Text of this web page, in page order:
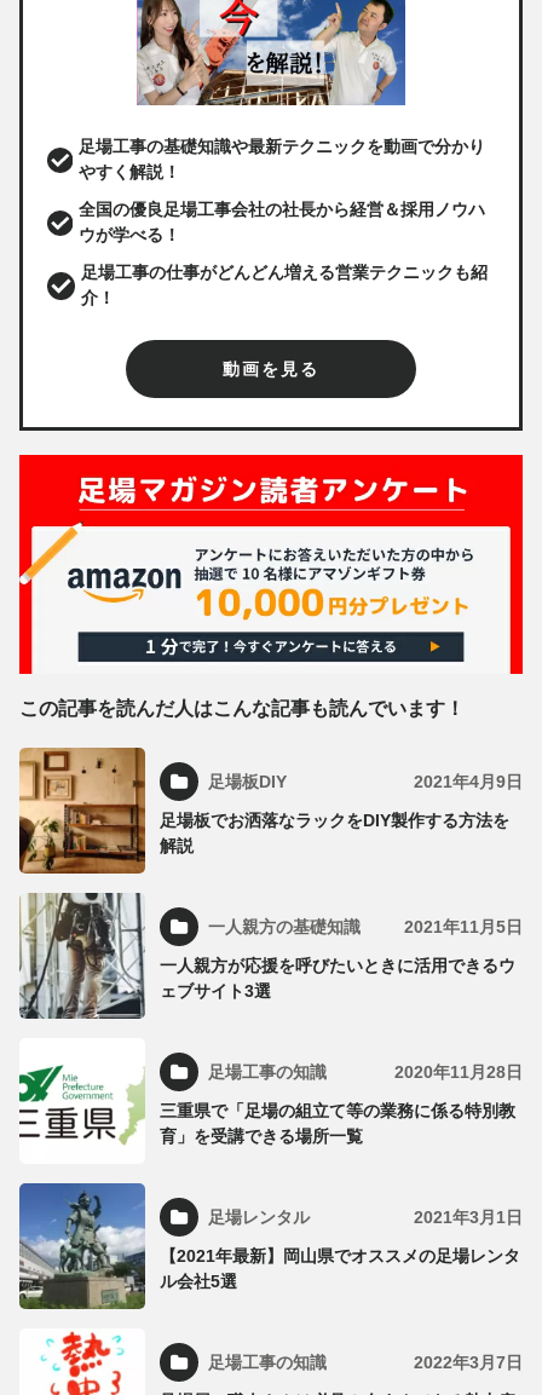
足場工事の基礎知識や最新テクニックを動画で分かり
やすく解説！
全国の優良足場工事会社の社長から経営＆採用ノウハ
ウが学べる！
足場工事の仕事がどんどん増える営業テクニックも紹
介！
動画を見る
この記事を読んだ人はこんな記事も読んでいます！
足場板DIY 2021年4月9日
足場板でお洒落なラックをDIY製作する方法を
解説
一人親方の基礎知識 2021年11月5日
一人親方が応援を呼びたいときに活用できるウ
ェブサイト3選
足場工事の知識 2020年11月28日
三重県で「足場の組立て等の業務に係る特別教
育」を受講できる場所一覧
足場レンタル 2021年3月1日
【2021年最新】岡山県でオススメの足場レンタ
ル会社5選
足場工事の知識 2022年3月7日